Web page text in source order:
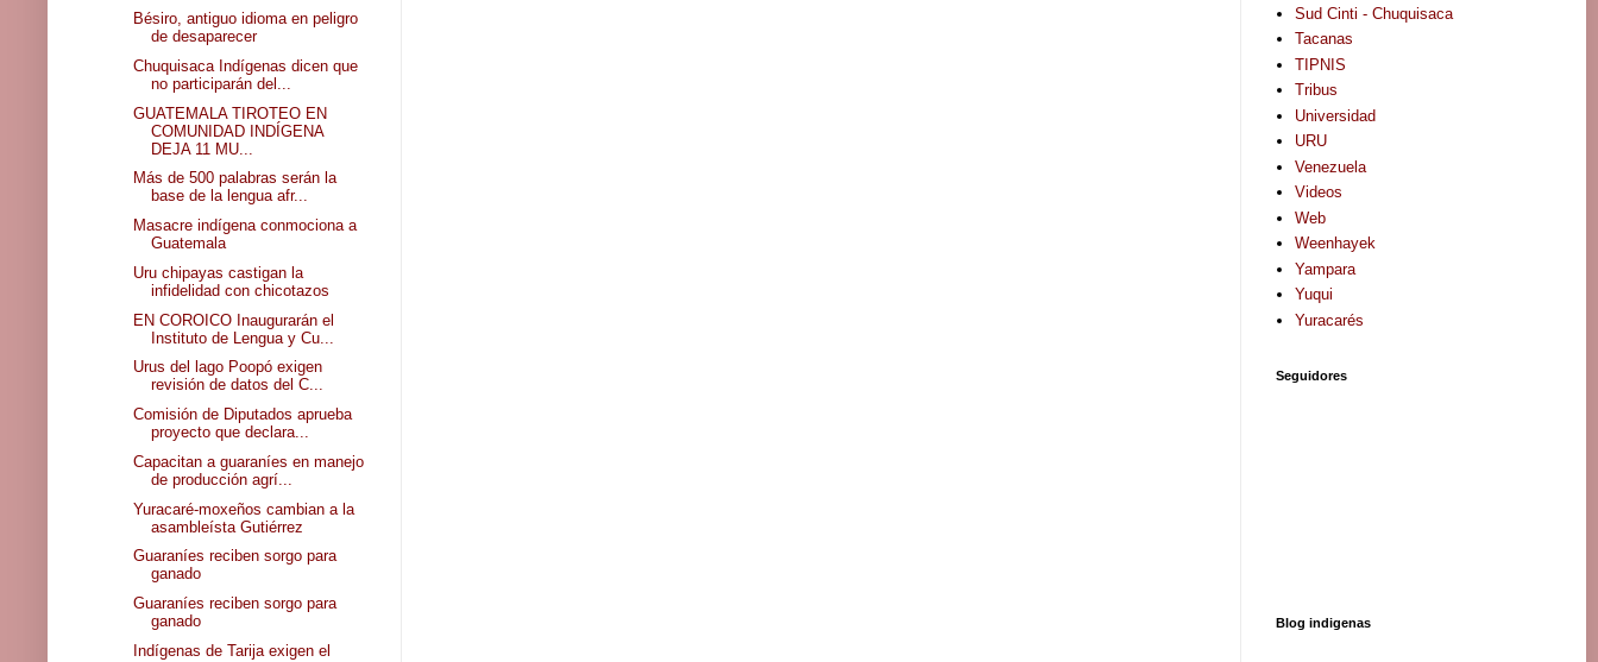
Bésiro, antiguo idioma en peligro
de desaparecer
Chuquisaca Indígenas dicen que
no participarán del...
GUATEMALA TIROTEO EN
COMUNIDAD INDÍGENA
DEJA 11 MU...
Más de 500 palabras serán la
base de la lengua afr...
Masacre indígena conmociona a
Guatemala
Uru chipayas castigan la
infidelidad con chicotazos
EN COROICO Inaugurarán el
Instituto de Lengua y Cu...
Urus del lago Poopó exigen
revisión de datos del C...
Comisión de Diputados aprueba
proyecto que declara...
Capacitan a guaraníes en manejo
de producción agrí...
Yuracaré-moxeños cambian a la
asambleísta Gutiérrez
Guaraníes reciben sorgo para
ganado
Guaraníes reciben sorgo para
ganado
Indígenas de Tarija exigen el
Sud Cinti - Chuquisaca
Tacanas
TIPNIS
Tribus
Universidad
URU
Venezuela
Videos
Web
Weenhayek
Yampara
Yuqui
Yuracarés
Seguidores
Blog indigenas